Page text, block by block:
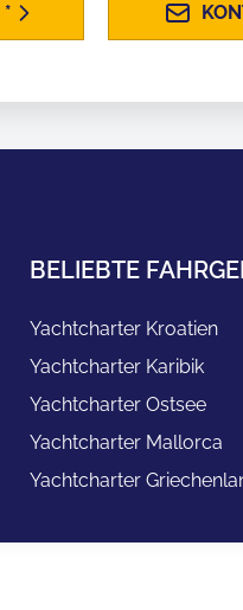
*
BELIEBTE
Yachtcharter Kroatien
Yachtcharter Karibik
Yachtcharter Ostsee
Yachtcharter Mallorca
Yachtcharter